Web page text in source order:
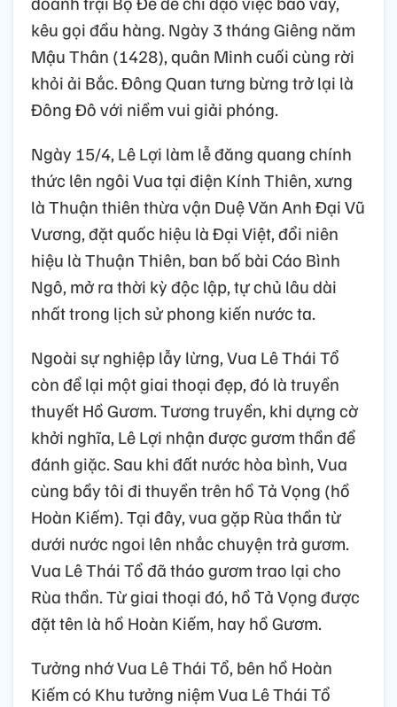
kêu gọi đầu hàng. Ngày 3 tháng Giêng năm
Mậu Thân (1428), quân Minh cuối cùng rời
khỏi ải Bắc. Đông Quan tưng bừng trở lại là
Đông Đô với niềm vui giải phóng.
Ngày 15/4, Lê Lợi làm lễ đăng quang chính
thức lên ngôi Vua tại điện Kính Thiên, xưng
là Thuận thiên thừa vận Duệ Văn Anh Đại Vũ
Vương, đặt quốc hiệu là Đại Việt, đổi niên
hiệu là Thuận Thiên, ban bố bài Cáo Bình
Ngô, mở ra thời kỳ độc lập, tự chủ lâu dài
nhất trong lịch sử phong kiến nước ta.
Ngoài sự nghiệp lẫy lừng, Vua Lê Thái Tổ
còn để lại một giai thoại đẹp, đó là truyền
thuyết Hồ Gươm. Tương truyền, khi dựng cờ
khởi nghĩa, Lê Lợi nhận được gươm thần để
đánh giặc. Sau khi đất nước hòa bình, Vua
cùng bầy tôi đi thuyền trên hồ Tả Vọng (hồ
Hoàn Kiếm). Tại đây, vua gặp Rùa thần từ
dưới nước ngoi lên nhắc chuyện trả gươm.
Vua Lê Thái Tổ đã tháo gươm trao lại cho
Rùa thần. Từ giai thoại đó, hồ Tả Vọng được
đặt tên là hồ Hoàn Kiếm, hay hồ Gươm.
Tưởng nhớ Vua Lê Thái Tổ, bên hồ Hoàn
Kiếm có Khu tưởng niệm Vua Lê Thái Tổ